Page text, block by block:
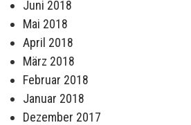
Juni 2018
Mai 2018
April 2018
März 2018
Februar 2018
Januar 2018
Dezember 2017